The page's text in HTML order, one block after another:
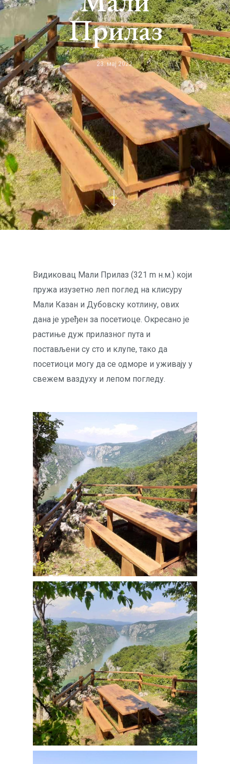
Прилаз
23. мај 2022.
Видиковац Мали Прилаз (321 m н.м.) који
пружа изузетно леп поглед на клисуру
Мали Казан и Дубовску котлину, ових
дана је уређен за посетиоце. Окресано је
растиње дуж прилазног пута и
постављени су сто и клупе, тако да
посетиоци могу да се одморе и уживају у
свежем ваздуху и лепом погледу.